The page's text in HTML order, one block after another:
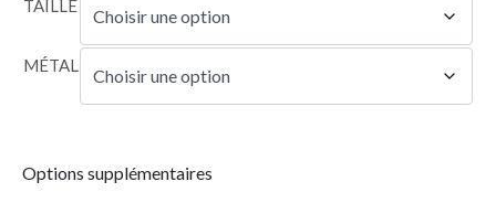
TAILLE
MÉTAL
Options supplémentaires